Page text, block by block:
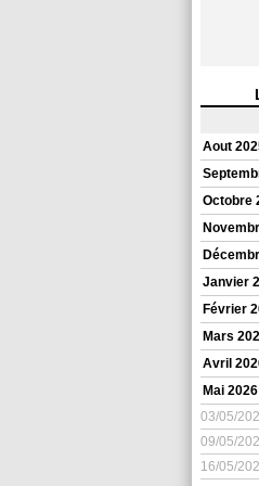
Aout
Octobre
Janvier
Février
Mars
Avril
Mai
03/05/
09/05/
16/05/